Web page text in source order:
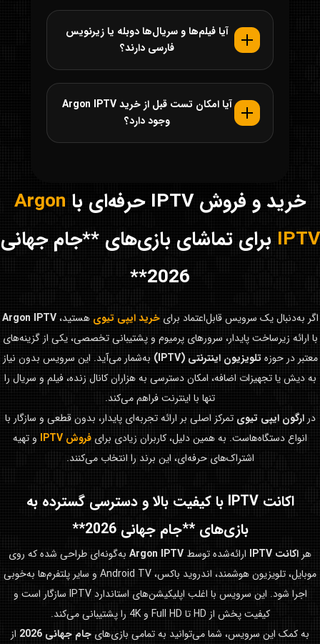
آیا فیلم‌ها و سریال‌ها دوبله یا زیرنویس
فارسی دارند؟
آیا امکان تست قبل از خرید Argon IPTV
وجود دارد؟
خرید و فروش IPTV حرفه‌ای با
Argon
IPTV برای تماشای بازی‌های **جام جهانی
2026**
اگر به‌دنبال یک سرویس قابل‌اعتماد برایخرید ایپی تیوی هستید،Argon IPTV
با ارائه زیرساخت پایدار، سرورهای پرمیوم و پشتیبانی تخصصی، یکی از گزینه‌های
معتبر در حوزه تلویزیون اینترنتی (IPTV)
به‌شمار می‌آید. این سرویس بدون نیاز
به دیش یا تجهیزات اضافه، امکان دسترسی به هزاران کانال زنده، فیلم و سریال را
تنها با اینترنت فراهم می‌کند.
درارگون ایپی تیوی تمرکز اصلی بر ارائه تجربه‌ای پایدار، بدون قطعی و سازگار با
انواع دستگاه‌هاست. به همین دلیل، کاربران زیادی برای فروش IPTV
و تهیه
اشتراک‌های حرفه‌ای، این برند را انتخاب می‌کنند.
اکانت IPTV با کیفیت بالا و دسترسی گسترده به
بازی‌های **جام جهانی 2026**
هر اکانت IPTV ارائه‌شده توسط Argon IPTV به‌گونه‌ای طراحی شده که روی
موبایل، تلویزیون هوشمند، اندروید باکس، Android TV و سایر پلتفرم‌ها به‌خوبی
اجرا شود. این سرویس با اغلب اپلیکیشن‌های استاندارد IPTV سازگار است و
کیفیت پخش از HD تا Full HD و 4K را پشتیبانی می‌کند.
به کمک این سرویس، شما می‌توانید به تمامی بازی‌های جام جهانی 2026
از